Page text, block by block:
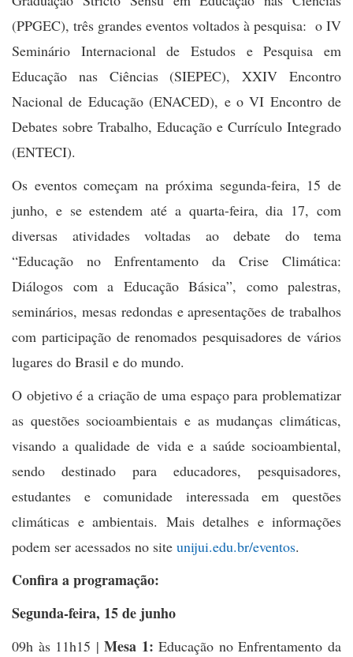
(PPGEC), três grandes eventos voltados à pesquisa: o IV
Seminário Internacional de Estudos e Pesquisa em
Educação nas Ciências (SIEPEC), XXIV Encontro
Nacional de Educação (ENACED), e o VI Encontro de
Debates sobre Trabalho, Educação e Currículo Integrado
(ENTECI).
Os eventos começam na próxima segunda-feira, 15 de
junho, e se estendem até a quarta-feira, dia 17, com
diversas atividades voltadas ao debate do tema
“Educação no Enfrentamento da Crise Climática:
Diálogos com a Educação Básica”, como palestras,
seminários, mesas redondas e apresentações de trabalhos
com participação de renomados pesquisadores de vários
lugares do Brasil e do mundo.
O objetivo é a criação de uma espaço para problematizar
as questões socioambientais e as mudanças climáticas,
visando a qualidade de vida e a saúde socioambiental,
sendo destinado para educadores, pesquisadores,
estudantes e comunidade interessada em questões
climáticas e ambientais. Mais detalhes e informações
podem ser acessados no site unijui.edu.br/eventos.
Confira a programação:
Segunda-feira, 15 de junho
09h às 11h15 |Mesa 1: Educação no Enfrentamento da